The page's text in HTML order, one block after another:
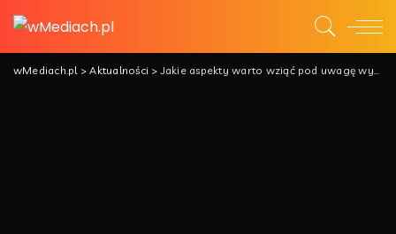
wMediach.pl>Aktualności >Jakie aspekty warto wziąć pod uwagę wybierając fortepian używany?